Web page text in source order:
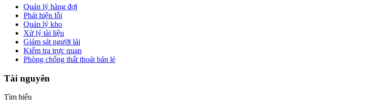
Quản lý hàng đợi
Phát hiện lỗi
Quản lý kho
Xử lý tài liệu
Giám sát người lái
Kiểm tra trực quan
Phòng chống thất thoát bán lẻ
Tài nguyên
Tìm hiểu